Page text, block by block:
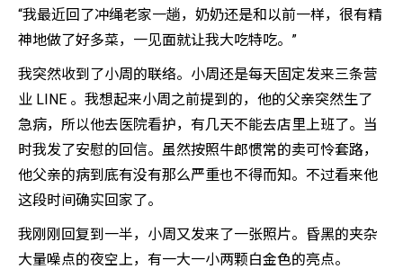
“我最近回了冲绳老家一趟，奶奶还是和以前一样，很有精
神地做了好多菜，一见面就让我大吃特吃。”
我突然收到了小周的联络。小周还是每天固定发来三条营
业 LINE 。我想起来小周之前提到的，他的父亲突然生了
急病，所以他去医院看护，有几天不能去店里上班了。当
时我发了安慰的回信。虽然按照牛郎惯常的卖可怜套路，
他父亲的病到底有没有那么严重也不得而知。不过看来他
这段时间确实回家了。
我刚刚回复到一半，小周又发来了一张照片。昏黑的夹杂
大量噪点的夜空上，有一大一小两颗白金色的亮点。